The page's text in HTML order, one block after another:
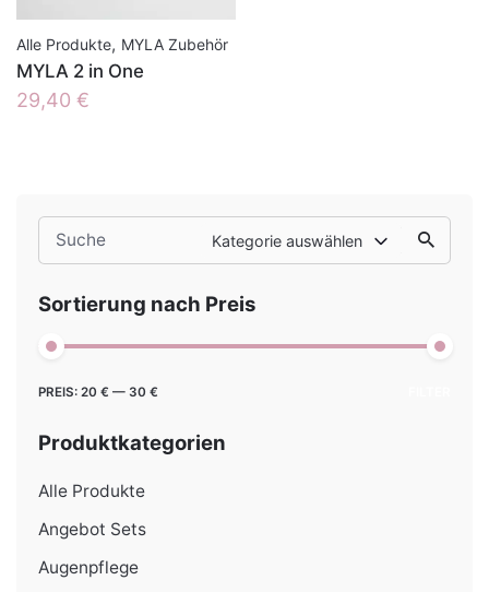
Search
for
Kategorie auswählen
Sortierung nach Preis
Min.
Max.
PREIS: 20 € — 30 €
Produktkategorien
Alle Produkte
Angebot Sets
Augenpflege
Alle Produkte, MYLA Zubehör
MYLA 2 in One
29,40 €